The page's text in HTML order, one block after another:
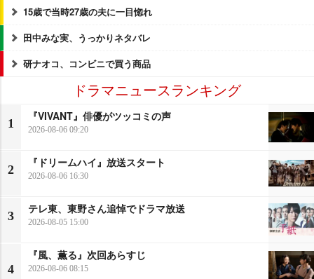
15歳で当時27歳の夫に一目惚れ
田中みな実、うっかりネタバレ
研ナオコ、コンビニで買う商品
ドラマニュースランキング
1
『VIVANT』俳優がツッコミの声
2026-08-06 09:20
2
『ドリームハイ』放送スタート
2026-08-06 16:30
3
テレ東、東野さん追悼でドラマ放送
2026-08-05 15:00
4
『風、薫る』次回あらすじ
2026-08-06 08:15